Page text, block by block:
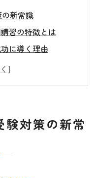
新常識
習の特徴とは
に導く理由
期講習の選び方
活用する方法
験対策の新常